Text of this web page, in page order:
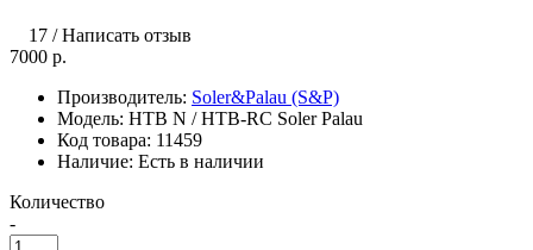
17 /Написать отзыв
7000 р.
Производитель: Soler&Palau (S&P)
Модель: HTB N / HTB-RC Soler Palau
Код товара: 11459
Наличие: Есть в наличии
Количество
-